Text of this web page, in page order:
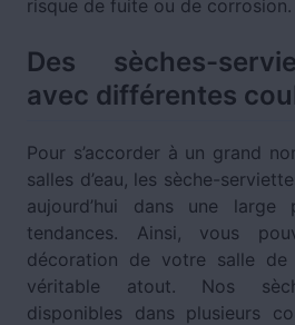
risque de fuite ou de corrosion.
Des sèches-
avec différentes
Pour s’accorder à un grand
salles d’eau, les sèche-
aujourd’hui dans une large
tendances. Ainsi, vous
décoration de votre salle
véritable atout. Nos
disponibles dans plusieurs